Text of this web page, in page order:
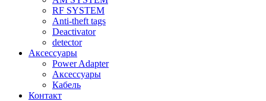
RF SYSTEM
Anti-theft tags
Deactivator
detector
Аксессуары
Power Adapter
Аксессуары
Кабель
Контакт